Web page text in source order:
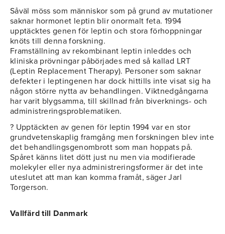
Såväl möss som människor som på grund av mutationer
saknar hormonet leptin blir onormalt feta. 1994
upptäcktes genen för leptin och stora förhoppningar
knöts till denna forskning.
Framställning av rekombinant leptin inleddes och
kliniska prövningar påbörjades med så kallad LRT
(Leptin Replacement Therapy). Personer som saknar
defekter i leptingenen har dock hittills inte visat sig ha
någon större nytta av behandlingen. Viktnedgångarna
har varit blygsamma, till skillnad från biverknings- och
administreringsproblematiken.
? Upptäckten av genen för leptin 1994 var en stor
grundvetenskaplig framgång men forskningen blev inte
det behandlingsgenombrott som man hoppats på.
Spåret känns litet dött just nu men via modifierade
molekyler eller nya administreringsformer är det inte
uteslutet att man kan komma framåt, säger Jarl
Torgerson.
Vallfärd till Danmark